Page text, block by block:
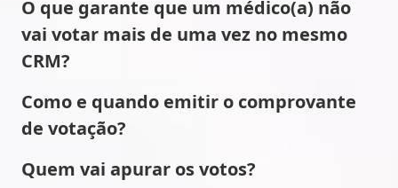
O que garante que um médico(a) não
vai votar mais de uma vez no mesmo
CRM?
Como e quando emitir o comprovante
de votação?
Quem vai apurar os votos?